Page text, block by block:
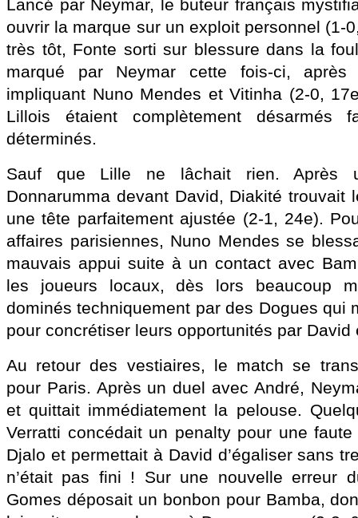
Lancé par Neymar, le buteur français
ouvrir la marque sur un exploit personnel (1-
très tôt, Fonte sorti sur blessure dans la
marqué par Neymar cette fois-ci, après
impliquant Nuno Mendes et Vitinha (2-0,
Lillois étaient complètement désarmés
déterminés.
Sauf que Lille ne lâchait rien. Après
Donnarumma devant David, Diakité trouvait
une tête parfaitement ajustée (2-1, 24e).
affaires parisiennes, Nuno Mendes se
mauvais appui suite à un contact avec
les joueurs locaux, dès lors beaucoup
dominés techniquement par des Dogues qui
pour concrétiser leurs opportunités par David
Au retour des vestiaires, le match se
pour Paris. Après un duel avec André,
et quittait immédiatement la pelouse.
Verratti concédait un penalty pour une
Djalo et permettait à David d’égaliser sans
n’était pas fini ! Sur une nouvelle erreur
Gomes déposait un bonbon pour Bamba,